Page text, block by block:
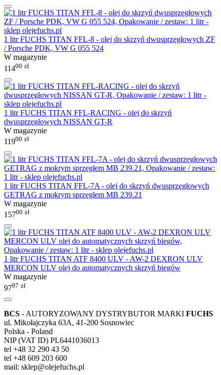
1 litr FUCHS TITAN FFL-8 - olej do skrzyń dwusprzęgłowych ZF
/ Porsche PDK, VW G 055 524
W magazynie
11400 zł
1 litr FUCHS TITAN FFL-RACING - olej do skrzyń
dwusprzęgłowych NISSAN GT-R
W magazynie
11900 zł
1 litr FUCHS TITAN FFL-7A - olej do skrzyń dwusprzęgłowych
GETRAG z mokrym sprzęgłem MB 239.21
W magazynie
15700 zł
1 litr FUCHS TITAN ATF 8400 ULV - AW-2 DEXRON ULV
MERCON ULV olej do automatycznych skrzyń biegów
W magazynie
9797 zł
BCS - AUTORYZOWANY DYSTRYBUTOR MARKI FUCHS
ul. Mikołajczyka 63A, 41-200 Sosnowiec
Polska - Poland
NIP (VAT ID) PL6441036013
tel +48 32 290 43 50
tel +48 609 203 600
mail: sklep@olejefuchs.pl